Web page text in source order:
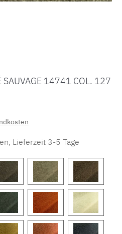
SAUVAGE 14741 COL. 127
Lieferzeit 3-5 Tage